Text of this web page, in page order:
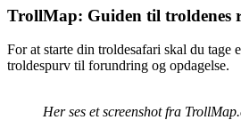
TrollMap: Guiden til troldenes
For at starte din troldesafari skal du tage
troldespurv til forundring og opdagelse.
Her ses et screenshot fra